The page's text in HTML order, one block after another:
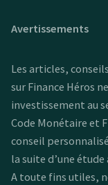
Avertissements
Les articles,
sur Finance Héros
investissement au
Code Monétaire et
conseil
la suite d’une
A toute fins utiles,